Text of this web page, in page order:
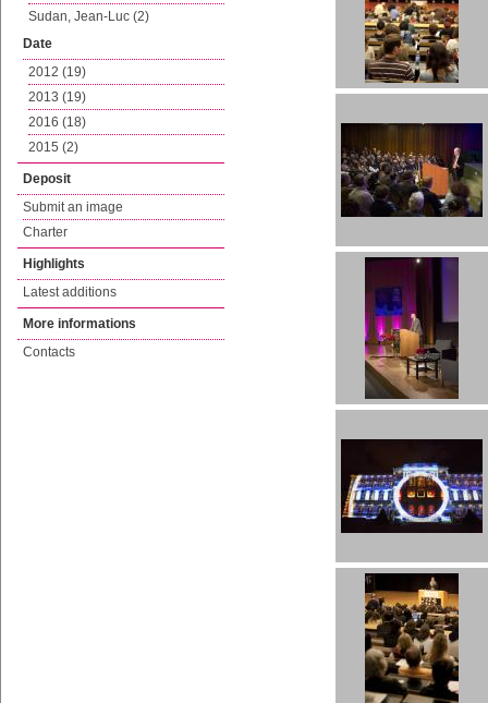
Sudan, Jean-Luc (2)
Date
2012 (19)
2013 (19)
2016 (18)
2015 (2)
Deposit
Submit an image
Charter
Highlights
Latest additions
More informations
Contacts